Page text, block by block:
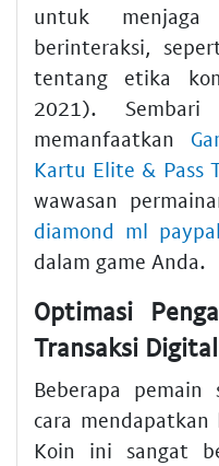
untuk
berinteraksi,
tentang etika
2021).
memanfaatkan
Kartu Elite & Pass
wawasan
diamond ml paypal
dalam game Anda.
Optimasi
Transaksi Digital
Beberapa
cara mendapatkan
Koin ini sangat